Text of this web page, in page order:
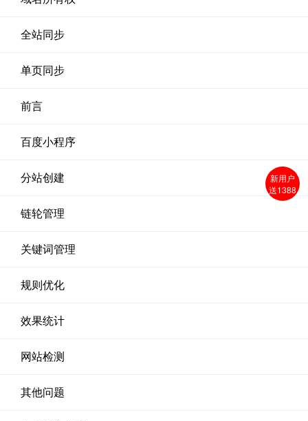
全站同步
单页同步
前言
百度小程序
分站创建
链轮管理
关键词管理
规则优化
效果统计
网站检测
其他问题
新用户
送1388